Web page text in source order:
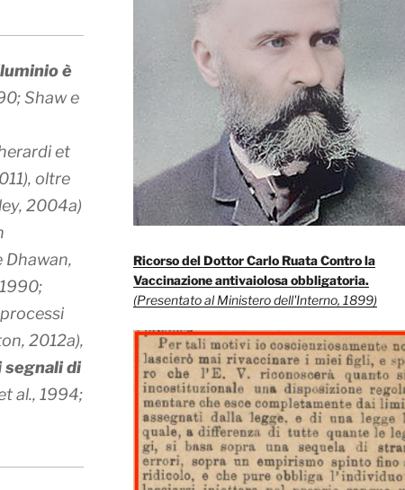
è
Shaw e
et
, oltre
2004a)
Dhawan,
2012a),
di
al., 1994;
Ricorso del Dottor Carlo Ruata Contro la
Vaccinazione antivaiolosa obbligatoria.
(Presentato al Ministero dell'Interno, 1899)